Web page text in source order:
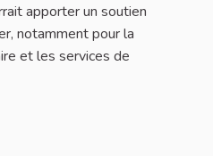
apporter un soutien
notamment pour la
et les services de